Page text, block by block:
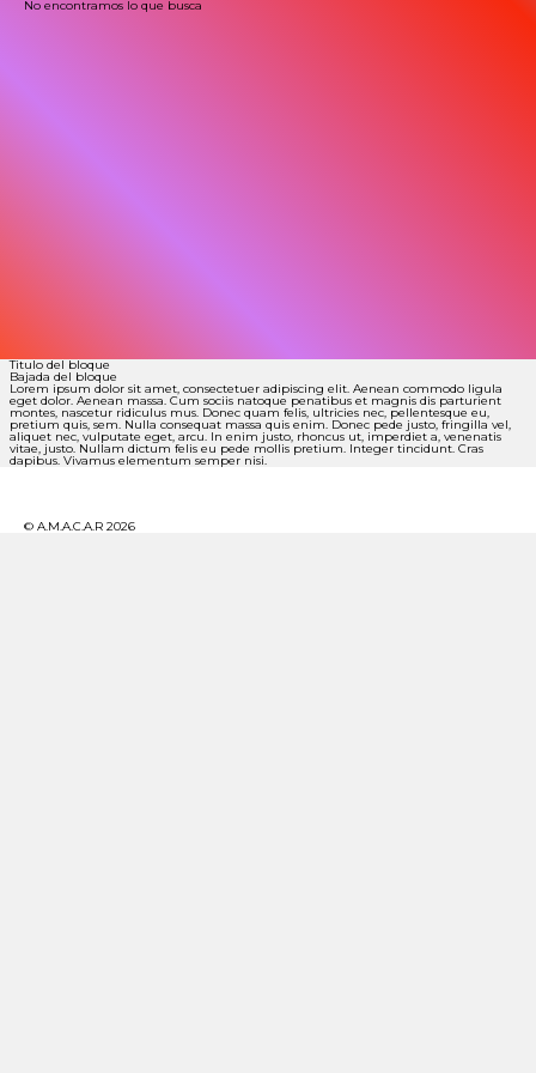
No encontramos lo que busca
Titulo del bloque
Bajada del bloque
Lorem ipsum dolor sit amet, consectetuer adipiscing elit. Aenean commodo ligula
eget dolor. Aenean massa. Cum sociis natoque penatibus et magnis dis parturient
montes, nascetur ridiculus mus. Donec quam felis, ultricies nec, pellentesque eu,
pretium quis, sem. Nulla consequat massa quis enim. Donec pede justo, fringilla vel,
aliquet nec, vulputate eget, arcu. In enim justo, rhoncus ut, imperdiet a, venenatis
vitae, justo. Nullam dictum felis eu pede mollis pretium. Integer tincidunt. Cras
dapibus. Vivamus elementum semper nisi.
© A.M.A.C.A.R 2026